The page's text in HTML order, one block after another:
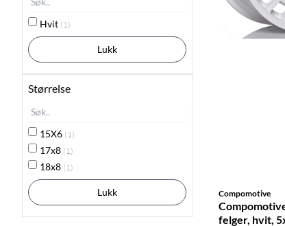
Hvit (1)
Lukk
Størrelse
15X6 (1)
17x8 (1)
18x8 (1)
Lukk Compomotive
felger, hvit,